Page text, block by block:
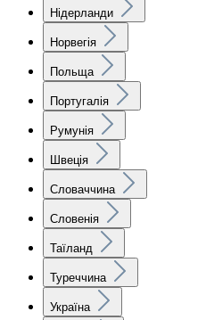
Нідерланди
Норвегія
Польща
Португалія
Румунія
Швеція
Словаччина
Словенія
Таїланд
Туреччина
Україна